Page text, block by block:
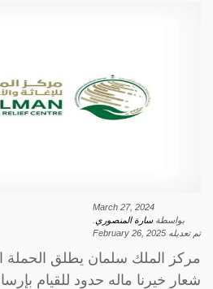
March 27, 2024
بواسطةسارة المنصوري
تم تعديله February 26, 2025
مركز الملك سلمان يطلق الحملة
شعار خيرنا ماله حدود للقيام